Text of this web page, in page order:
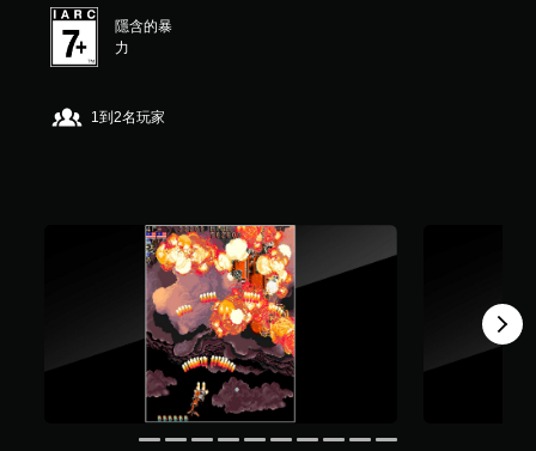
星
（
顆
隱含的暴
力
1到2名玩家